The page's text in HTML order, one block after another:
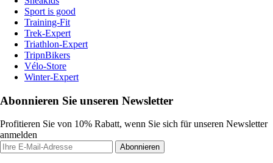
Sport is good
Training-Fit
Trek-Expert
Triathlon-Expert
TripnBikers
Vélo-Store
Winter-Expert
Abonnieren Sie unseren Newsletter
Profitieren Sie von 10% Rabatt, wenn Sie sich für unseren Newsletter
anmelden
Abonnieren